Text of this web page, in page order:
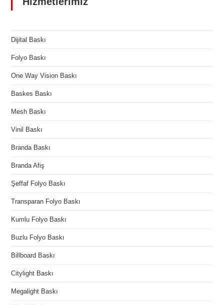
Dijital Baskı
Folyo Baskı
One Way Vision Baskı
Baskes Baskı
Mesh Baskı
Vinil Baskı
Branda Baskı
Branda Afiş
Şeffaf Folyo Baskı
Transparan Folyo Baskı
Kumlu Folyo Baskı
Buzlu Folyo Baskı
Billboard Baskı
Citylight Baskı
Megalight Baskı